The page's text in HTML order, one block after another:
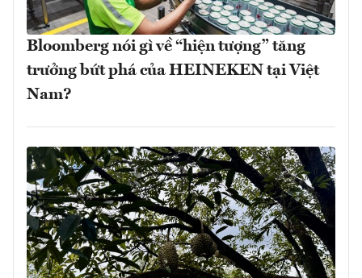
Bloomberg nói gì về “hiện tượng” tăng
trưởng bứt phá của HEINEKEN tại Việt
Nam?